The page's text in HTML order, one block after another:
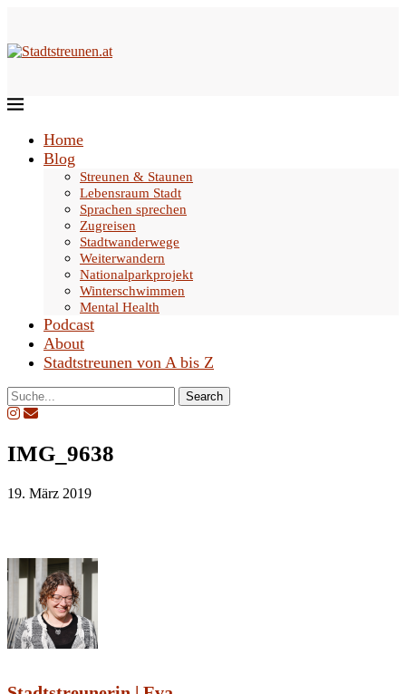
Home
Blog
Streunen & Staunen
Lebensraum Stadt
Sprachen sprechen
Zugreisen
Stadtwanderwege
Weiterwandern
Nationalparkprojekt
Winterschwimmen
Mental Health
Podcast
About
Stadtstreunen von A bis Z
Search
IMG_9638
19. März 2019